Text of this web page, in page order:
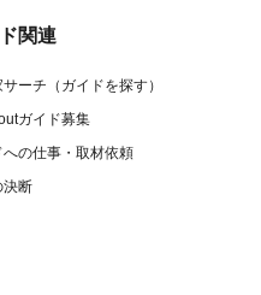
関連
ーチ（ガイドを探す）
ガイド募集
への仕事・取材依頼
決断